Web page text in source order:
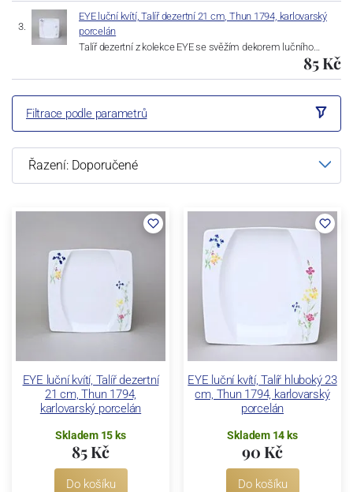
EYE luční kvítí, Talíř dezertní 21 cm, Thun 1794, karlovarský
porcelán
Talíř dezertní z kolekce EYE se svěžím dekorem lučního…
85 Kč
Filtrace podle parametrů
EYE luční kvítí, Talíř dezertní
21 cm, Thun 1794,
karlovarský porcelán
Skladem 15 ks
85 Kč
Do košíku
EYE luční kvítí, Talíř hluboký 23
cm, Thun 1794, karlovarský
porcelán
Skladem 14 ks
90 Kč
Do košíku